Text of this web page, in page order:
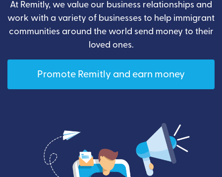
At Remitly, we value our business relationships and
work with a variety of businesses to help immigrant
communities around the world send money to their
loved ones.
Promote Remitly and earn money